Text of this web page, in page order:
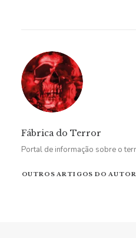
Fábrica do Terror
Portal de informação sobre o
OUTROS ARTIGOS DO AUTOR